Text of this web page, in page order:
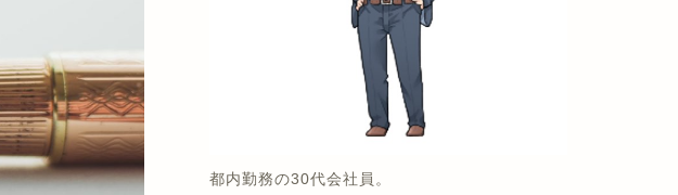
都内勤務の30代会社員。